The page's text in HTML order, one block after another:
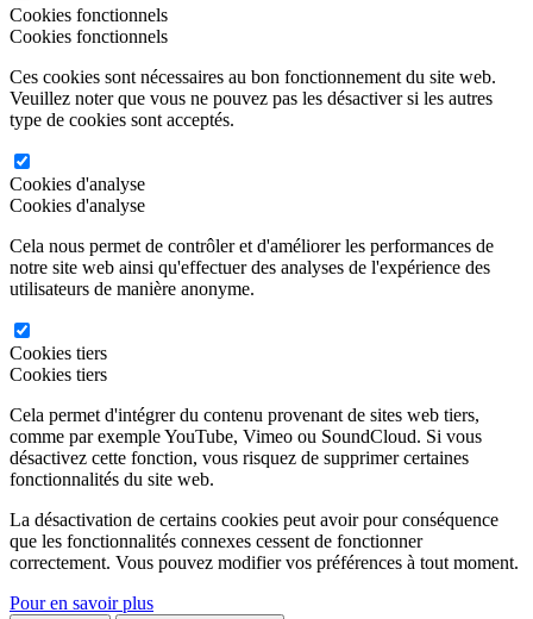
Cookies fonctionnels
Cookies fonctionnels
Ces cookies sont nécessaires au bon fonctionnement du site web.
Veuillez noter que vous ne pouvez pas les désactiver si les autres
type de cookies sont acceptés.
Cookies d'analyse
Cookies d'analyse
Cela nous permet de contrôler et d'améliorer les performances de
notre site web ainsi qu'effectuer des analyses de l'expérience des
utilisateurs de manière anonyme.
Cookies tiers
Cookies tiers
Cela permet d'intégrer du contenu provenant de sites web tiers,
comme par exemple YouTube, Vimeo ou SoundCloud. Si vous
désactivez cette fonction, vous risquez de supprimer certaines
fonctionnalités du site web.
La désactivation de certains cookies peut avoir pour conséquence
que les fonctionnalités connexes cessent de fonctionner
correctement. Vous pouvez modifier vos préférences à tout moment.
Pour en savoir plus